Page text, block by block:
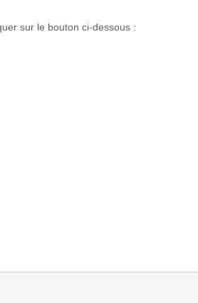
sur le bouton ci-dessous :